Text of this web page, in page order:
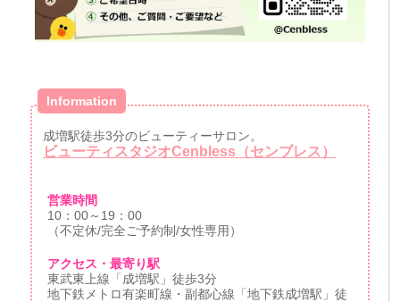
Information
成増駅徒歩3分のビューティーサロン。
ビューティスタジオCenbless（センブレス）
営業時間
10：00～19：00
（不定休/完全ご予約制/女性専用）
アクセス・最寄り駅
東武東上線「成増駅」徒歩3分
地下鉄メトロ有楽町線・副都心線「地下鉄成増駅」徒